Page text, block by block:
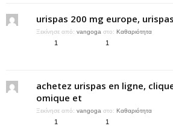
urispas 200 mg europe,
Ξεκίνησε από: vangoga στο: Καθαριότητα
1 1
achetez urispas en ligne,
omique et
Ξεκίνησε από: vangoga στο: Καθαριότητα
1 1